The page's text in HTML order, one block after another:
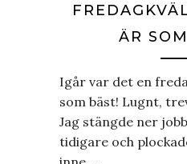
ÄR
Igår var det en
som bäst! Lugnt,
Jag stängde ner
tidigare och